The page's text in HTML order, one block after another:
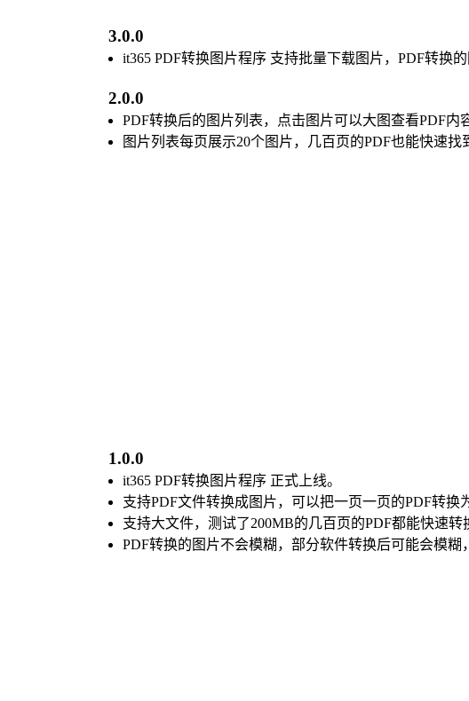
3.0.0
it365 PDF转换图片程序 支持批量下载图片，PDF转换
2.0.0
PDF转换后的图片列表，点击图片可以大图查看PDF内
图片列表每页展示20个图片，几百页的PDF也能快速找
1.0.0
it365 PDF转换图片程序 正式上线。
支持PDF文件转换成图片，可以把一页一页的PDF转换
支持大文件，测试了200MB的几百页的PDF都能快速转
PDF转换的图片不会模糊，部分软件转换后可能会模糊